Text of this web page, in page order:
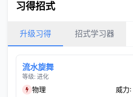
习得招式
升级习得 招式学习器
流水旋舞
等级: 进化
物理 威力